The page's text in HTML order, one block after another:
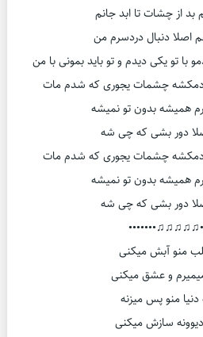
از چشات تا ابد جانم
اصلا دنبال دردسرم من
با تو یکی دیدم و تو باید بمونی با من
چشمات یجوری که شدم مات
همیشه بدون تو نمیشه
دور بشی که چی شه
چشمات یجوری که شدم مات
همیشه بدون تو نمیشه
دور بشی که چی شه
منو آبش میکنی
و عشق میکنی
دنیا منو پس میزنه
دیوونه سازش میکنی